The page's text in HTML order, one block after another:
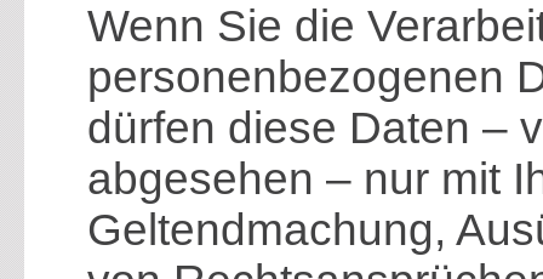
Wenn Sie die
personenbezogenen
dürfen diese Daten –
abgesehen – nur mit
Geltendmachung,